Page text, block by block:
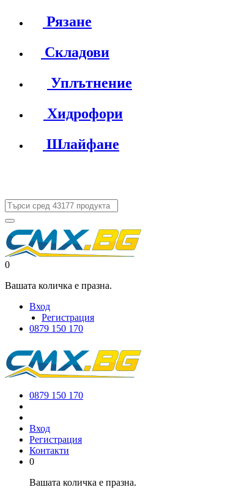
Рязане
Складови
Уплътнение
Хидрофори
Шлайфане
0
Вашата количка е празна.
Вход
Регистрация
0879 150 170
0879 150 170
Вход
Регистрация
Контакти
0
Вашата количка е празна.